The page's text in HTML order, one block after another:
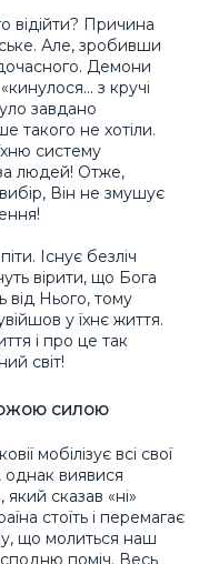
Причина
Але, зробивши
Демони
з кручі
завдано
такого не хотіли.
систему
людей! Отже,
Він не змушує
Існує безліч
вірити, що Бога
від Нього, тому
у їхнє життя.
і про це так
світ!
силою
мобілізує всі свої
однак виявися
сказав «ні»
стоїть і перемагає
що молиться наш
поміч. Весь